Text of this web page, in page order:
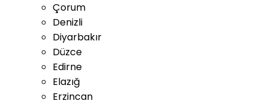
Çorum
Denizli
Diyarbakır
Düzce
Edirne
Elazığ
Erzincan